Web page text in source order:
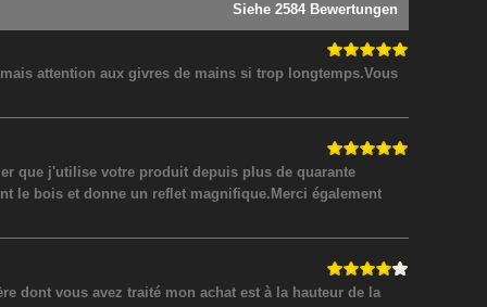
Siehe 2584 Bewertungen
attention aux givres de mains si trop longtemps.Vous
que j'utilise votre produit depuis plus de quarante
le bois et donne un reflet magnifique.Merci également
dont vous avez traité mon achat est à la hauteur de la